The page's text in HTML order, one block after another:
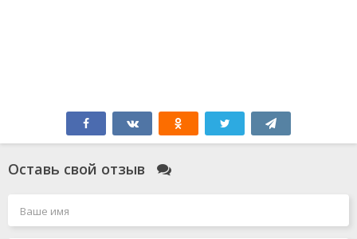
Оставь свой отзыв